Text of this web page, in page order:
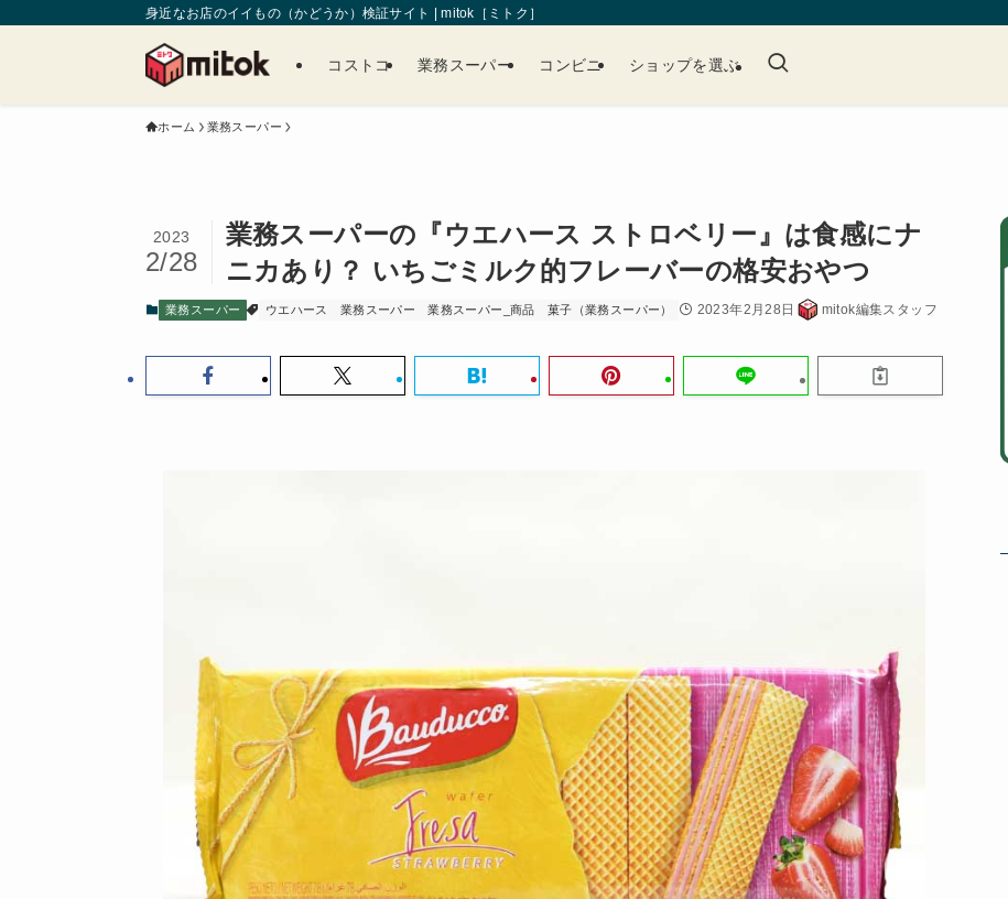
身近なお店のイイもの（かどうか）検証サイト | mitok［ミトク］
コストコ 業務スーパー コンビニ ショップを選ぶ
ホーム 業務スーパー
業務スーパーの『ウエハース ストロベリー』は食感にナ
ニカあり？ いちごミルク的フレーバーの格安おやつ
2023
2/28
業務スーパー ウエハース 業務スーパー 業務スーパー_商品 菓子（業務スーパー） 2023年2月28日 mitok編集スタッフ